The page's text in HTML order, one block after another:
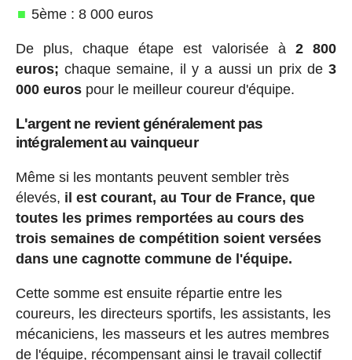
5ème : 8 000 euros
De plus, chaque étape est valorisée à2 800
euros; chaque semaine, il y a aussi un prix de3
000 eurospour le meilleur coureur d'équipe.
L'argent ne revient généralement pas
intégralement au vainqueur
Même si les montants peuvent sembler très
élevés, il est courant, au Tour de France, que
toutes les primes remportées au cours des
trois semaines de compétition soient versées
dans une cagnotte commune de l'équipe.
Cette somme est ensuite répartie entre les
coureurs, les directeurs sportifs, les assistants, les
mécaniciens, les masseurs et les autres membres
de l'équipe, récompensant ainsi le travail collectif